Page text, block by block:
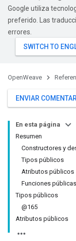
Google utiliza
preferido. Las
errores.
OpenWeave
ENVIAR
En esta página
Resumen
Constructores y
Tipos públicos
Atributos públicos
Funciones públicas
Tipos públicos
@165
Atributos públicos